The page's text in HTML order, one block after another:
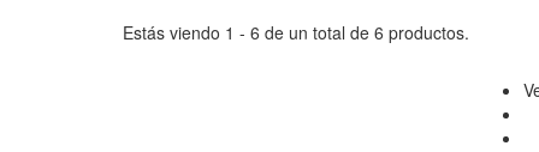
Estás viendo 1 - 6 de un total de 6 productos.